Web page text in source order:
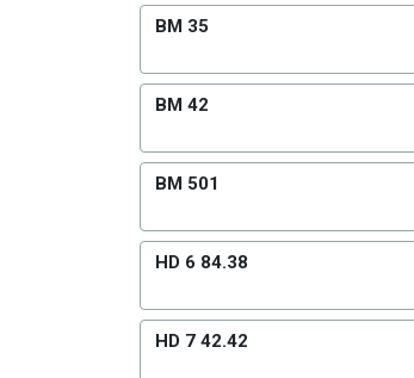
BM 35
BM 42
BM 501
HD 6 84.38
HD 7 42.42